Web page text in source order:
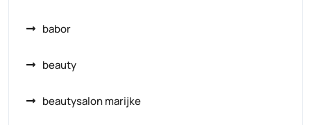
babor
beauty
beautysalon marijke